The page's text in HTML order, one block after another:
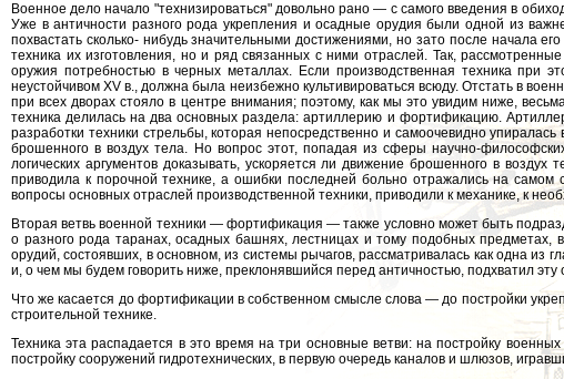
Военное дело начало "технизироваться" довольно рано — с самого введения в
Уже в античности разного рода укрепления и осадные орудия были одной из
похвастать сколько- нибудь значительными достижениями, но зато после начала
техника их изготовления, но и ряд связанных с ними отраслей. Так,
оружия потребностью в черных металлах. Если производственная техника при
неустойчивом XV в., должна была неизбежно культивироваться всюду. Отстать в
при всех дворах стояло в центре внимания; поэтому, как мы это увидим ниже,
техника делилась на два основных раздела: артиллерию и фортификацию.
разработки техники стрельбы, которая непосредственно и самоочевидно
брошенного в воздух тела. Но вопрос этот, попадая из сферы научно-
логических аргументов доказывать, ускоряется ли движение брошенного в
приводила к порочной технике, а ошибки последней больно отражались на
вопросы основных отраслей производственной техники, приводили к механике, к
Вторая ветвь военной техники — фортификация — также условно может быть
о разного рода таранах, осадных башнях, лестницах и тому подобных
орудий, состоявших, в основном, из системы рычагов, рассматривалась как одна из
и, о чем мы будем говорить ниже, преклонявшийся перед античностью, подхватил
Что же касается до фортификации в собственном смысле слова — до постройки
строительной технике.
Техника эта распадается в это время на три основные ветви: на постройку
постройку сооружений гидротехнических, в первую очередь каналов и шлюзов,